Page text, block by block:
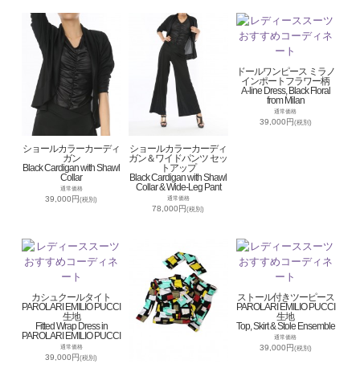
ショールカラーカーディ
ガン
Black Cardigan with Shawl
Collar
通常価格
39,000円(税別)
ショールカラーカーディ
ガン＆ワイドパンツ セッ
トアップ
Black Cardigan with Shawl
Collar & Wide-Leg Pant
通常価格
78,000円(税別)
ドールワンピース ミラノ
インポートフラワー柄
A-line Dress, Black Floral
from Milan
通常価格
39,000円(税別)
カシュクールタイト
PAROLARI EMILIO PUCCI
生地
Fitted Wrap Dress in
PAROLARI EMILIO PUCCI
通常価格
39,000円(税別)
ストール付きツーピース
PAROLARI EMILIO PUCCI
生地
Top, Skirt & Stole Ensemble
通常価格
39,000円(税別)